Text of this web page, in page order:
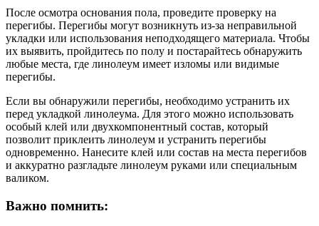
После осмотра основания пола, проведите проверку на
перегибы. Перегибы могут возникнуть из-за неправильной
укладки или использования неподходящего материала. Чтобы
их выявить, пройдитесь по полу и постарайтесь обнаружить
любые места, где линолеум имеет изломы или видимые
перегибы.
Если вы обнаружили перегибы, необходимо устранить их
перед укладкой линолеума. Для этого можно использовать
особый клей или двухкомпонентный состав, который
позволит приклеить линолеум и устранить перегибы
одновременно. Нанесите клей или состав на места перегибов
и аккуратно разгладьте линолеум руками или специальным
валиком.
Важно помнить: